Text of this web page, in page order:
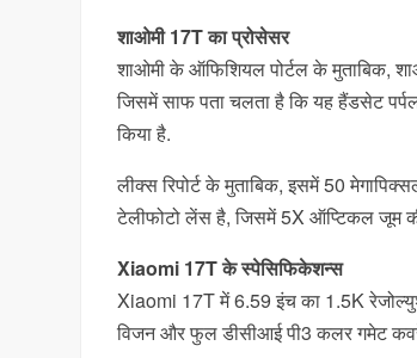
शाओमी 17T का प्रोसेसर
शाओमी के ऑफिशियल पोर्टल के मुताबिक,
जिसमें साफ पता चलता है कि यह हैंडसेट
किया है.
लीक्स रिपोर्ट के मुताबिक, इसमें 50
टेलीफोटो लेंस है, जिसमें 5X ऑप्टिकल जूम
Xiaomi 17T के स्पेसिफिकेशन्स
Xiaomi 17T में 6.59 इंच का 1.5K
विजन और फुल डीसीआई पी3 कलर गमेट